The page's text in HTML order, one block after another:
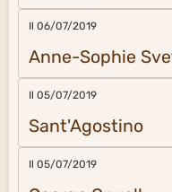
Il 06/07/2019
Anne-Sophie
Il 05/07/2019
Sant'Agostino
Il 05/07/2019